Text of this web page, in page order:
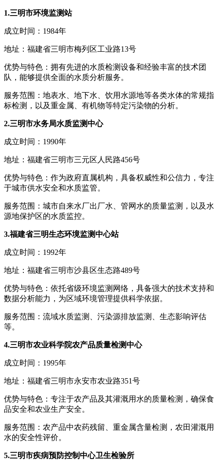
1.三明市环境监测站
成立时间：1984年
地址：福建省三明市梅列区工业路13号
优势与特色：拥有先进的水质检测设备和经验丰富的技术团
队，能够提供全面的水质分析服务。
服务范围：地表水、地下水、饮用水源地等各类水体的常规指
标检测，以及重金属、有机物等特定污染物的分析。
2.三明市水务局水质监测中心
成立时间：1990年
地址：福建省三明市三元区人民路456号
优势与特色：作为政府直属机构，具备权威性和公信力，专注
于城市供水安全和水质监管。
服务范围：城市自来水厂出厂水、管网水的质量监测，以及水
源地保护区的水质监控。
3.福建省三明生态环境监测中心站
成立时间：1992年
地址：福建省三明市沙县区生态路489号
优势与特色：依托省级环境监测网络，具备强大的技术支持和
数据分析能力，为区域环境管理提供科学依据。
服务范围：流域水质监测、污染源排放监测、生态影响评估
等。
4.三明市农业科学院农产品质量检测中心
成立时间：1995年
地址：福建省三明市永安市农业路351号
优势与特色：专注于农产品及其灌溉用水的质量检测，确保食
品安全和农业生产安全。
服务范围：农产品中农药残留、重金属含量检测，农田灌溉用
水的安全性评价。
5.三明市疾病预防控制中心卫生检验所